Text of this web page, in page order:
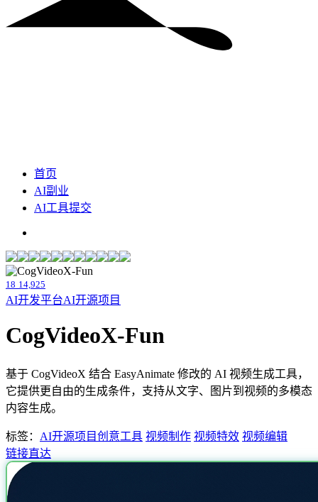
首页
AI副业
AI工具提交
18 14,925
AI开发平台AI开源项目
CogVideoX-Fun
基于 CogVideoX 结合 EasyAnimate 修改的 AI 视频生成工具，
它提供更自由的生成条件，支持从文字、图片到视频的多模态
内容生成。
标签： AI开源项目创意工具 视频制作 视频特效 视频编辑
链接直达